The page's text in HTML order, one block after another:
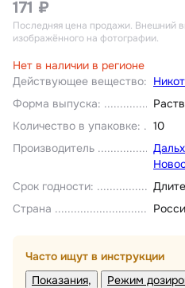
Действующее вещество:
Форма выпуска:
Количество в упаковке:
10
Производитель
Срок годности:
Страна
Часто ищут в инструкции
Показания
Режим
171 ₽
Последняя цена продажи. Внешний
изображённого на фотографии.
Нет в наличии в регионе